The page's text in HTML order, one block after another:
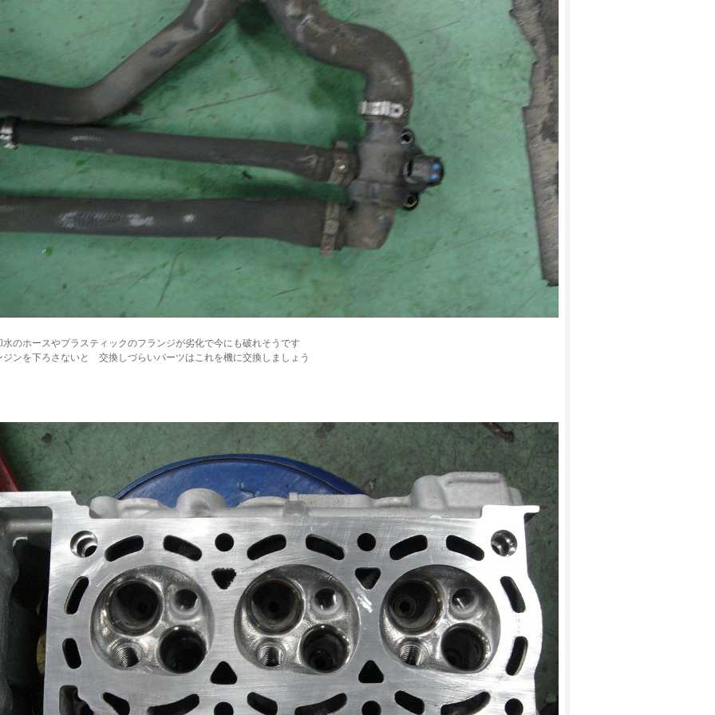
水のホースやプラスティックのフランジが劣化で今にも破れそうです
ジンを下ろさないと 交換しづらいパーツはこれを機に交換しましょう